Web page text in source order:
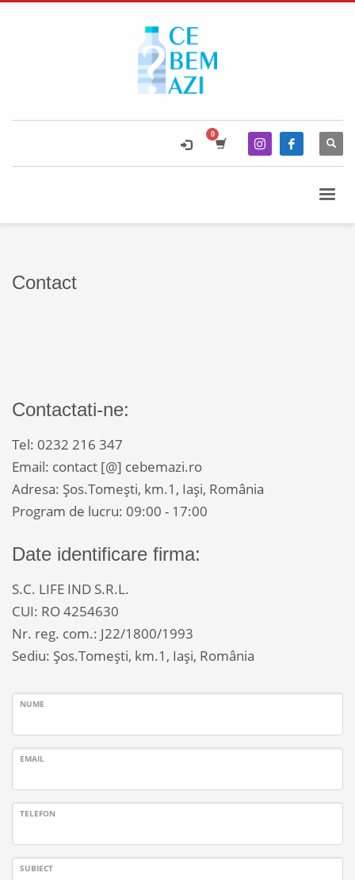
Contact
Contactati-ne:
Tel: 0232 216 347
Email: contact [@] cebemazi.ro
Adresa: Șos.Tomești, km.1, Iași, România
Program de lucru: 09:00 - 17:00
Date identificare firma:
S.C. LIFE IND S.R.L.
CUI: RO 4254630
Nr. reg. com.: J22/1800/1993
Sediu: Șos.Tomești, km.1, Iași, România
NUME
EMAIL
TELEFON
SUBIECT